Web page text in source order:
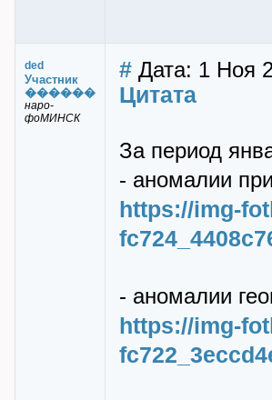
ded
Участник
������
наро-
фоМИНСК
# Дата: 1 Ноя
Цитата
За период
- аномалии
https://img-
- аномалии
https://img-